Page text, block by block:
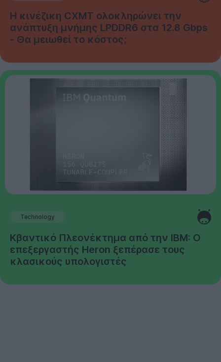
Η κινέζικη CXMT ολοκληρώνει την
ανάπτυξη μνήμης LPDDR6 στα 12.8 Gbps
- Θα μειωθεί το κόστος;
Technology
Κβαντικό Πλεονέκτημα από την IBM: Ο
επεξεργαστής Heron ξεπέρασε τους
κλασικούς υπολογιστές